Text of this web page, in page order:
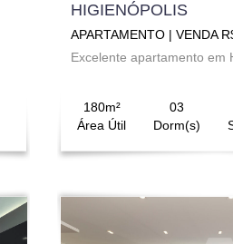
HIGIENÓPOLIS
APARTAMENTO | VENDA
Excelente apartamento em
180m²
Área Útil
03
Dorm(s)